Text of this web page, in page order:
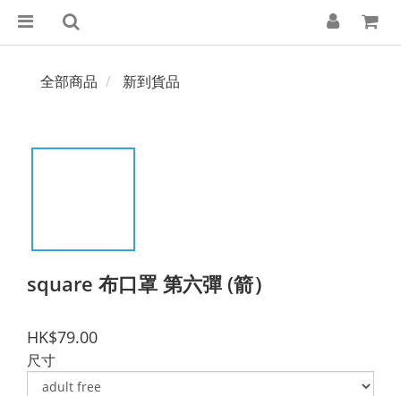
全部商品 新到貨品
square 布口罩 第六彈 (箭）
HK$79.00
尺寸